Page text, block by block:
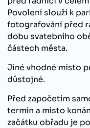
Povolení slouží k
fotografování před
dobu svatebního
částech města.
Jiné vhodné místo
důstojné.
Před započetím
termín a místo
začátku obřadu je